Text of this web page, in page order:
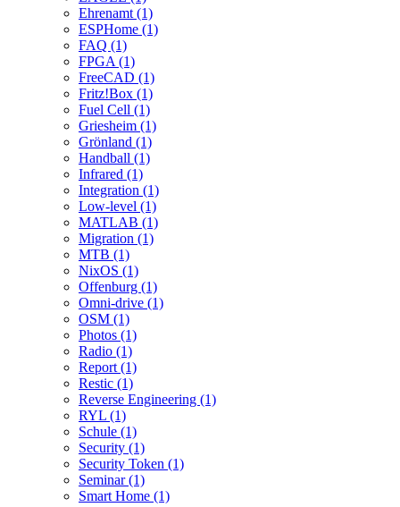
Ehrenamt (1)
ESPHome (1)
FAQ (1)
FPGA (1)
FreeCAD (1)
Fritz!Box (1)
Fuel Cell (1)
Griesheim (1)
Grönland (1)
Handball (1)
Infrared (1)
Integration (1)
Low-level (1)
MATLAB (1)
Migration (1)
MTB (1)
NixOS (1)
Offenburg (1)
Omni-drive (1)
OSM (1)
Photos (1)
Radio (1)
Report (1)
Restic (1)
Reverse Engineering (1)
RYL (1)
Schule (1)
Security (1)
Security Token (1)
Seminar (1)
Smart Home (1)